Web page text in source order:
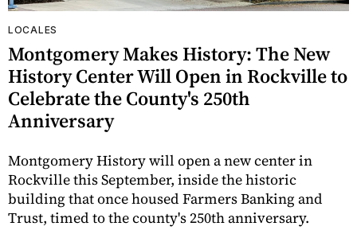
LOCALES
Montgomery Makes History: The New
History Center Will Open in Rockville to
Celebrate the County's 250th
Anniversary
Montgomery History will open a new center in
Rockville this September, inside the historic
building that once housed Farmers Banking and
Trust, timed to the county's 250th anniversary.